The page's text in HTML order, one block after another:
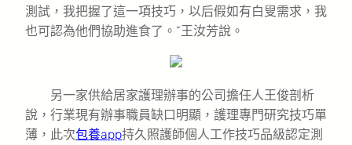
測試，我把握了這一項技巧，以后假如有白叟需求，我
也可認為他們協助進食了。”王汝芳說。
另一家供給居家護理辦事的公司擔任人王俊剖析
說，行業現有辦事職員缺口明顯，護理專門研究技巧單
薄，此次包養app持久照護師個人工作技巧品級認定測